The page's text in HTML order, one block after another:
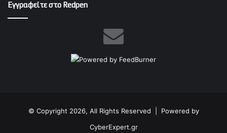
Εγγραφείτε στο Redpen
© Copyright 2026, All Rights Reserved | Powered by
CyberExpert.gr